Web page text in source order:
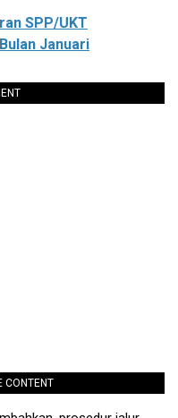
SPP/UKT
Januari
CONTENT